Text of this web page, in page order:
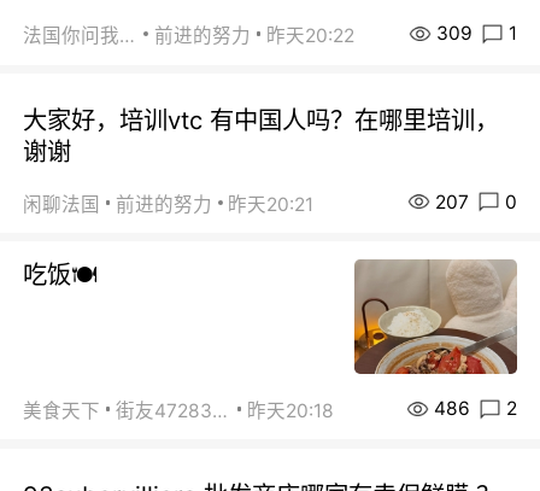
法国你问我答 前进的努力 昨天20:22 309 1
大家好，培训vtc 有中国人吗？在哪里培训，
谢谢
闲聊法国 前进的努力 昨天20:21 207 0
吃饭🍽️
美食天下 街友472838572 昨天20:18 486 2